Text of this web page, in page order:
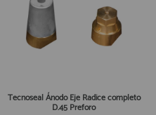
Tecnoseal Ánodo Eje Radice completo
D.45 Preforo